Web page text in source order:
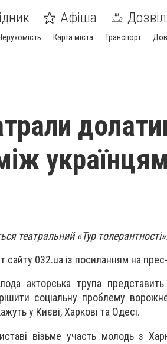
Афіша
Карта міста Транспорт
театральний «Тур
сайту 032.ua із посиланням на
акторська трупа
соціальну проблему
у Києві, Харкові та Одесі.
візьме участь молодь з